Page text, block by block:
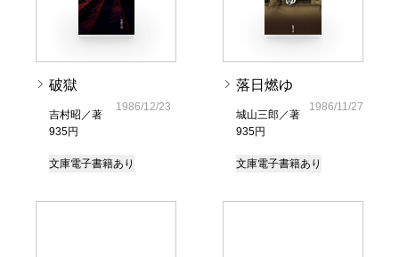
破獄
吉村昭／著
935円
1986/12/23
文庫電子書籍あり
落日燃ゆ
城山三郎／著
935円
1986/11/27
文庫電子書籍あり